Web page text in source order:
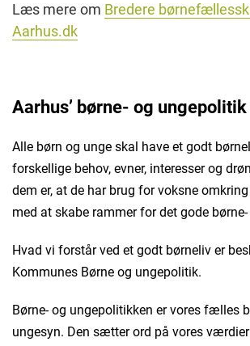
Læs mere om Bredere
Aarhus.dk
Aarhus’ børne- og ungepolitik
Alle børn og unge skal have et godt
forskellige behov, evner, interesser og
dem er, at de har brug for voksne
med at skabe rammer for det gode
Hvad vi forstår ved et godt børneliv er
Kommunes Børne og ungepolitik.
Børne- og ungepolitikken er vores fælles
ungesyn. Den sætter ord på vores